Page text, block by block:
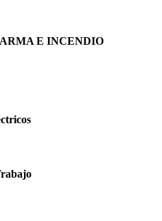
E INCENDIO